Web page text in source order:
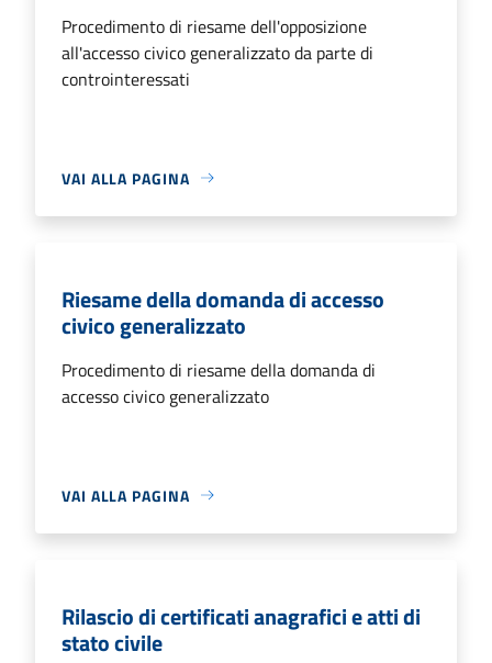
Procedimento di riesame dell'opposizione
all'accesso civico generalizzato da parte di
controinteressati
VAI ALLA PAGINA
Riesame della domanda di accesso
civico generalizzato
Procedimento di riesame della domanda di
accesso civico generalizzato
VAI ALLA PAGINA
Rilascio di certificati anagrafici e atti di
stato civile